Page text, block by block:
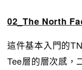
02_The North
這件基本入門的
Tee層的層次感，